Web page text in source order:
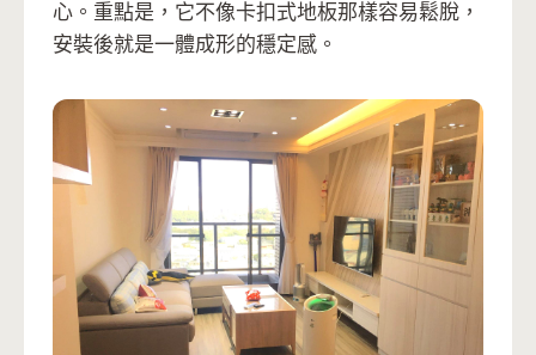
心。重點是，它不像卡扣式地板那樣容易鬆脫，
安裝後就是一體成形的穩定感。